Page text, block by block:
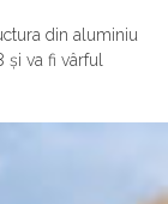
din aluminiu
și va fi vârful